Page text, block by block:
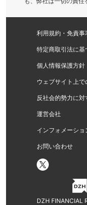
利用規約・免責事
特定商取引法に基
個人情報保護方針
ウェブサイト上
反社会的勢力に
運営会社
インフォメーショ
お問い合わせ
DZH FINANCIAL